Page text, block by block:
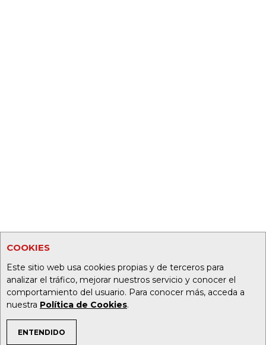
COOKIES
Este sitio web usa cookies propias y de terceros para
analizar el tráfico, mejorar nuestros servicio y conocer el
comportamiento del usuario. Para conocer más, acceda a
nuestra Política de Cookies.
ENTENDIDO
TEMAS DE INTERÉS